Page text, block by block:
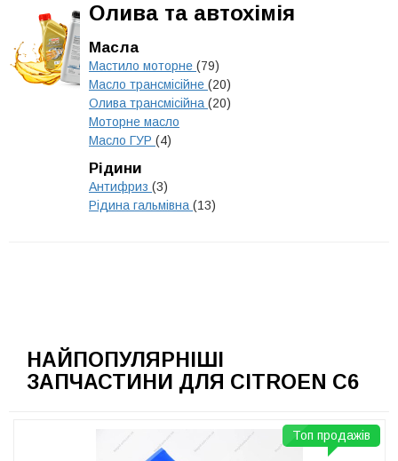
Олива та автохімія
Масла
Мастило моторне (79)
Масло трансмісійне (20)
Олива трансмісійна (20)
Моторне масло
Масло ГУР (4)
Рідини
Антифриз (3)
Рідина гальмівна (13)
НАЙПОПУЛЯРНІШІ
ЗАПЧАСТИНИ ДЛЯ CITROEN C6
Топ продажів